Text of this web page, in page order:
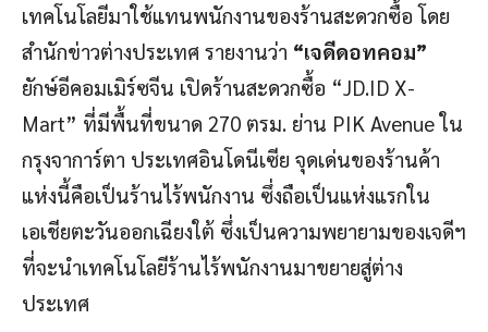
เทคโนโลยีมาใช้แทนพนักงานของร้านสะดวกซื้อ โดย
สำนักข่าวต่างประเทศ รายงานว่า “เจดีดอทคอม”
ยักษ์อีคอมเมิร์ซจีน เปิดร้านสะดวกซื้อ “JD.ID X-
Mart” ที่มีพื้นที่ขนาด 270 ตรม. ย่าน PIK Avenue ใน
กรุงจาการ์ตา ประเทศอินโดนีเซีย จุดเด่นของร้านค้า
แห่งนี้คือเป็นร้านไร้พนักงาน ซึ่งถือเป็นแห่งแรกใน
เอเชียตะวันออกเฉียงใต้ ซึ่งเป็นความพยายามของเจดีฯ
ที่จะนำเทคโนโลยีร้านไร้พนักงานมาขยายสู่ต่าง
ประเทศ